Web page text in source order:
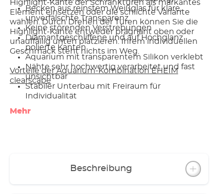
Highlight-Kante der Schranktüren als markantes
Element einsetzen oder die schlichte Variante
wählen. Durch Drehen der Türen können Sie die
Highlight-Kante entweder prägnant oben oder
unauffällig unten platzieren. Ihrem individuellen
Geschmack steht nichts im Weg.
Vorteile der Aquarium-Kombination EHEIM
clearscape
Becken aus reinstem Weißglas für klare,
unverfälschte Transparenz
Keine störenden Verstrebungen
Diamantgeschliffene und auf Hochglanz
polierte Kanten
Aquarium mit transparentem Silikon verklebt
Nähte sehr hochwertig verarbeitet und fast
unsichtbar
Stabiler Unterbau mit Freiraum für
Individualität
Oberfläche in strukturiertem Schwarz (nero)
Türbefestigung mit Magnetschnappern
Im Möbel viel Platz für Filter und Zubehör
Seiten mit verkleideten Öffnungen für Kabel
Mehr
Beschreibung